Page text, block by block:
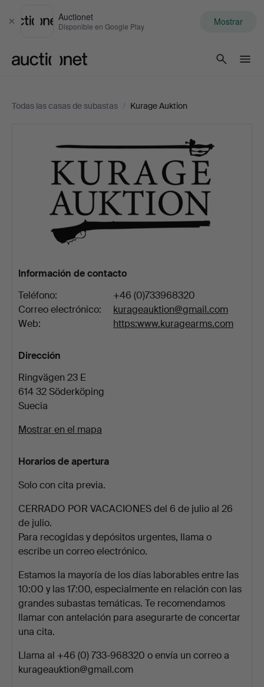
Cerrar
Auctionet
Disponible en Google Play Mostrar
Todas las casas de subastas / Kurage Auktion
Auktion
Información de contacto
Teléfono:
+46 (0)733968320
Correo electrónico:
kurageauktion@gmail.com
Web:
https:www.kuragearms.com
Dirección
Ringvägen 23 E
614 32 Söderköping
Suecia
Mostrar en el mapa
Horarios de apertura
Solo con cita previa.
CERRADO POR VACACIONES del 6 de julio al 26
de julio.
Para recogidas y depósitos urgentes, llama o
escribe un correo electrónico.
Estamos la mayoría de los días laborables entre las
10:00 y las 17:00, especialmente en relación con las
grandes subastas temáticas. Te recomendamos
llamar con antelación para asegurarte de concertar
una cita.
Llama al +46 (0) 733-968320 o envía un correo a
kurageauktion@gmail.com